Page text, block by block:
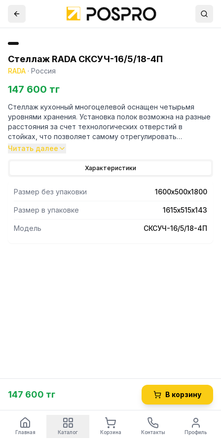
Стеллаж RADA СКСУЧ-16/5/18-4П
RADA · Россия
147 600 тг
Стеллаж кухонный многоцелевой оснащен четырьмя
уровнями хранения. Установка полок возможна на разные
расстояния за счет технологических отверстий в
стойках, что позволяет самому отрегулировать
расстояние между полками. Стойки выполнены в форме
мм. Материал стоек и полок - нержавеющая сталь AISI
Нагрузка на полку равнораспределенная 200 кг. Вес
полного комплекта 36 кг. Габариты упаковки полок
1615х515х143 мм.
Читать далее
Характеристики
Размер без упаковки 1600х500х1800
Размер в упаковке 1615х515х143
Модель СКСУЧ-16/5/18-4П
147 600 тг В корзину
Главная Каталог Корзина Контакты Профиль